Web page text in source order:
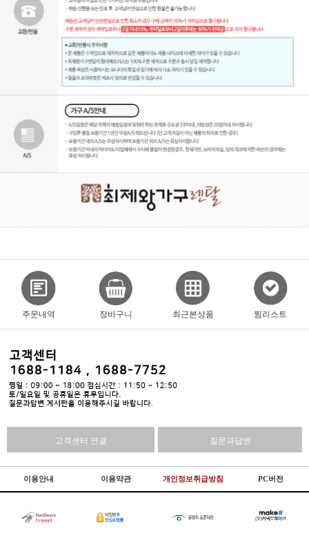
주문내역 장바구니 최근본상품 찜리스트
고객센터 연결 질문과답변
이용안내 이용약관 개인정보취급방침 PC버전